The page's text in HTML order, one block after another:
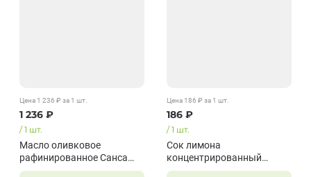
Цена 1 236 ₽ за 1 шт.
1 236 ₽
/1 шт.
Масло оливковое
рафинированное Санса
1 л ПЭТ Конди
Цена 186 ₽ за 1 шт.
186 ₽
/1 шт.
Сок лимона
концентрированный
500 мл Citrano